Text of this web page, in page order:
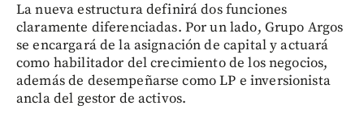
La nueva estructura definirá dos funciones
claramente diferenciadas. Por un lado, Grupo Argos
se encargará de la asignación de capital y actuará
como habilitador del crecimiento de los negocios,
además de desempeñarse como LP e inversionista
ancla del gestor de activos.